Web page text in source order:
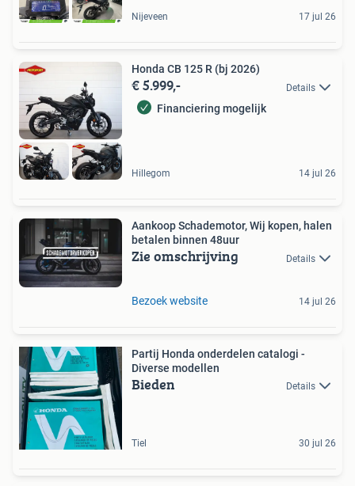
Nijeveen 17 jul 26
Honda CB 125 R (bj 2026)
€ 5.999,- Details
Financiering mogelijk
Hillegom 14 jul 26
Aankoop Schademotor, Wij kopen, halen
betalen binnen 48uur
Zie omschrijving Details
Bezoek website 14 jul 26
Partij Honda onderdelen catalogi -
Diverse modellen
Bieden Details
Tiel 30 jul 26